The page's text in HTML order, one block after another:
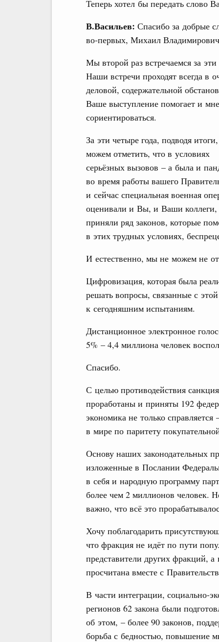
Теперь хотел бы передать
В.Васильев: Спасибо за добрые
во‑первых, Михаил
Мы второй раз встречаемся за
Наши встречи проходят всегда в
деловой, содержательной
Ваше выступление помогает и
сориентироваться.
За эти четыре года, подводя
можем отметить, что в условиях
серьёзных вызовов – а была и
во время работы вашего
и сейчас специальная военная
оценивали и Вы, и Ваши коллеги,
приняли ряд законов, которые
в этих трудных условиях,
И естественно, мы не можем не
Цифровизация, которая была
решать вопросы, связанные с
к сегодняшним испытаниям.
Дистанционное электронное
5% – 4,4 миллиона человек
Спасибо.
С целью противодействия
проработаны и приняты 192
экономика не только
в мире по паритету
Основу наших законодательных
изложенные в Послании
в себя и народную программу
более чем 2 миллионов человек.
важно, что всё это
Хочу поблагодарить
что фракция не идёт по пути
представители других фракций,
просчитана вместе с
В части интеграции, социально-
регионов 62 закона были
об этом, – более 90 законов,
борьба с бедностью, повышение